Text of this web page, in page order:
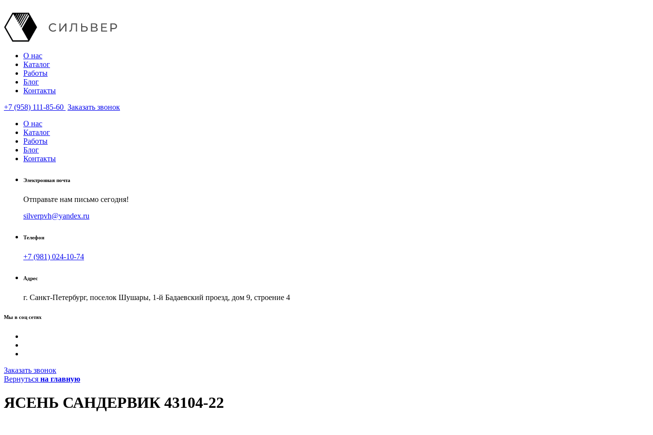
О нас
Каталог
Работы
Блог
Контакты
+7 (958) 111-85-60 Заказать звонок
О нас
Каталог
Работы
Блог
Контакты
Электронная почта
Отправьте нам письмо сегодня!
silverpvh@yandex.ru
Телефон
+7 (981) 024-10-74
Адрес
г. Санкт-Петербург, поселок Шушары, 1-й Бадаевский проезд, дом 9, строение 4
Мы в соц сетях
Заказать звонок
Вернуться на главную
ЯСЕНЬ САНДЕРВИК 43104-22